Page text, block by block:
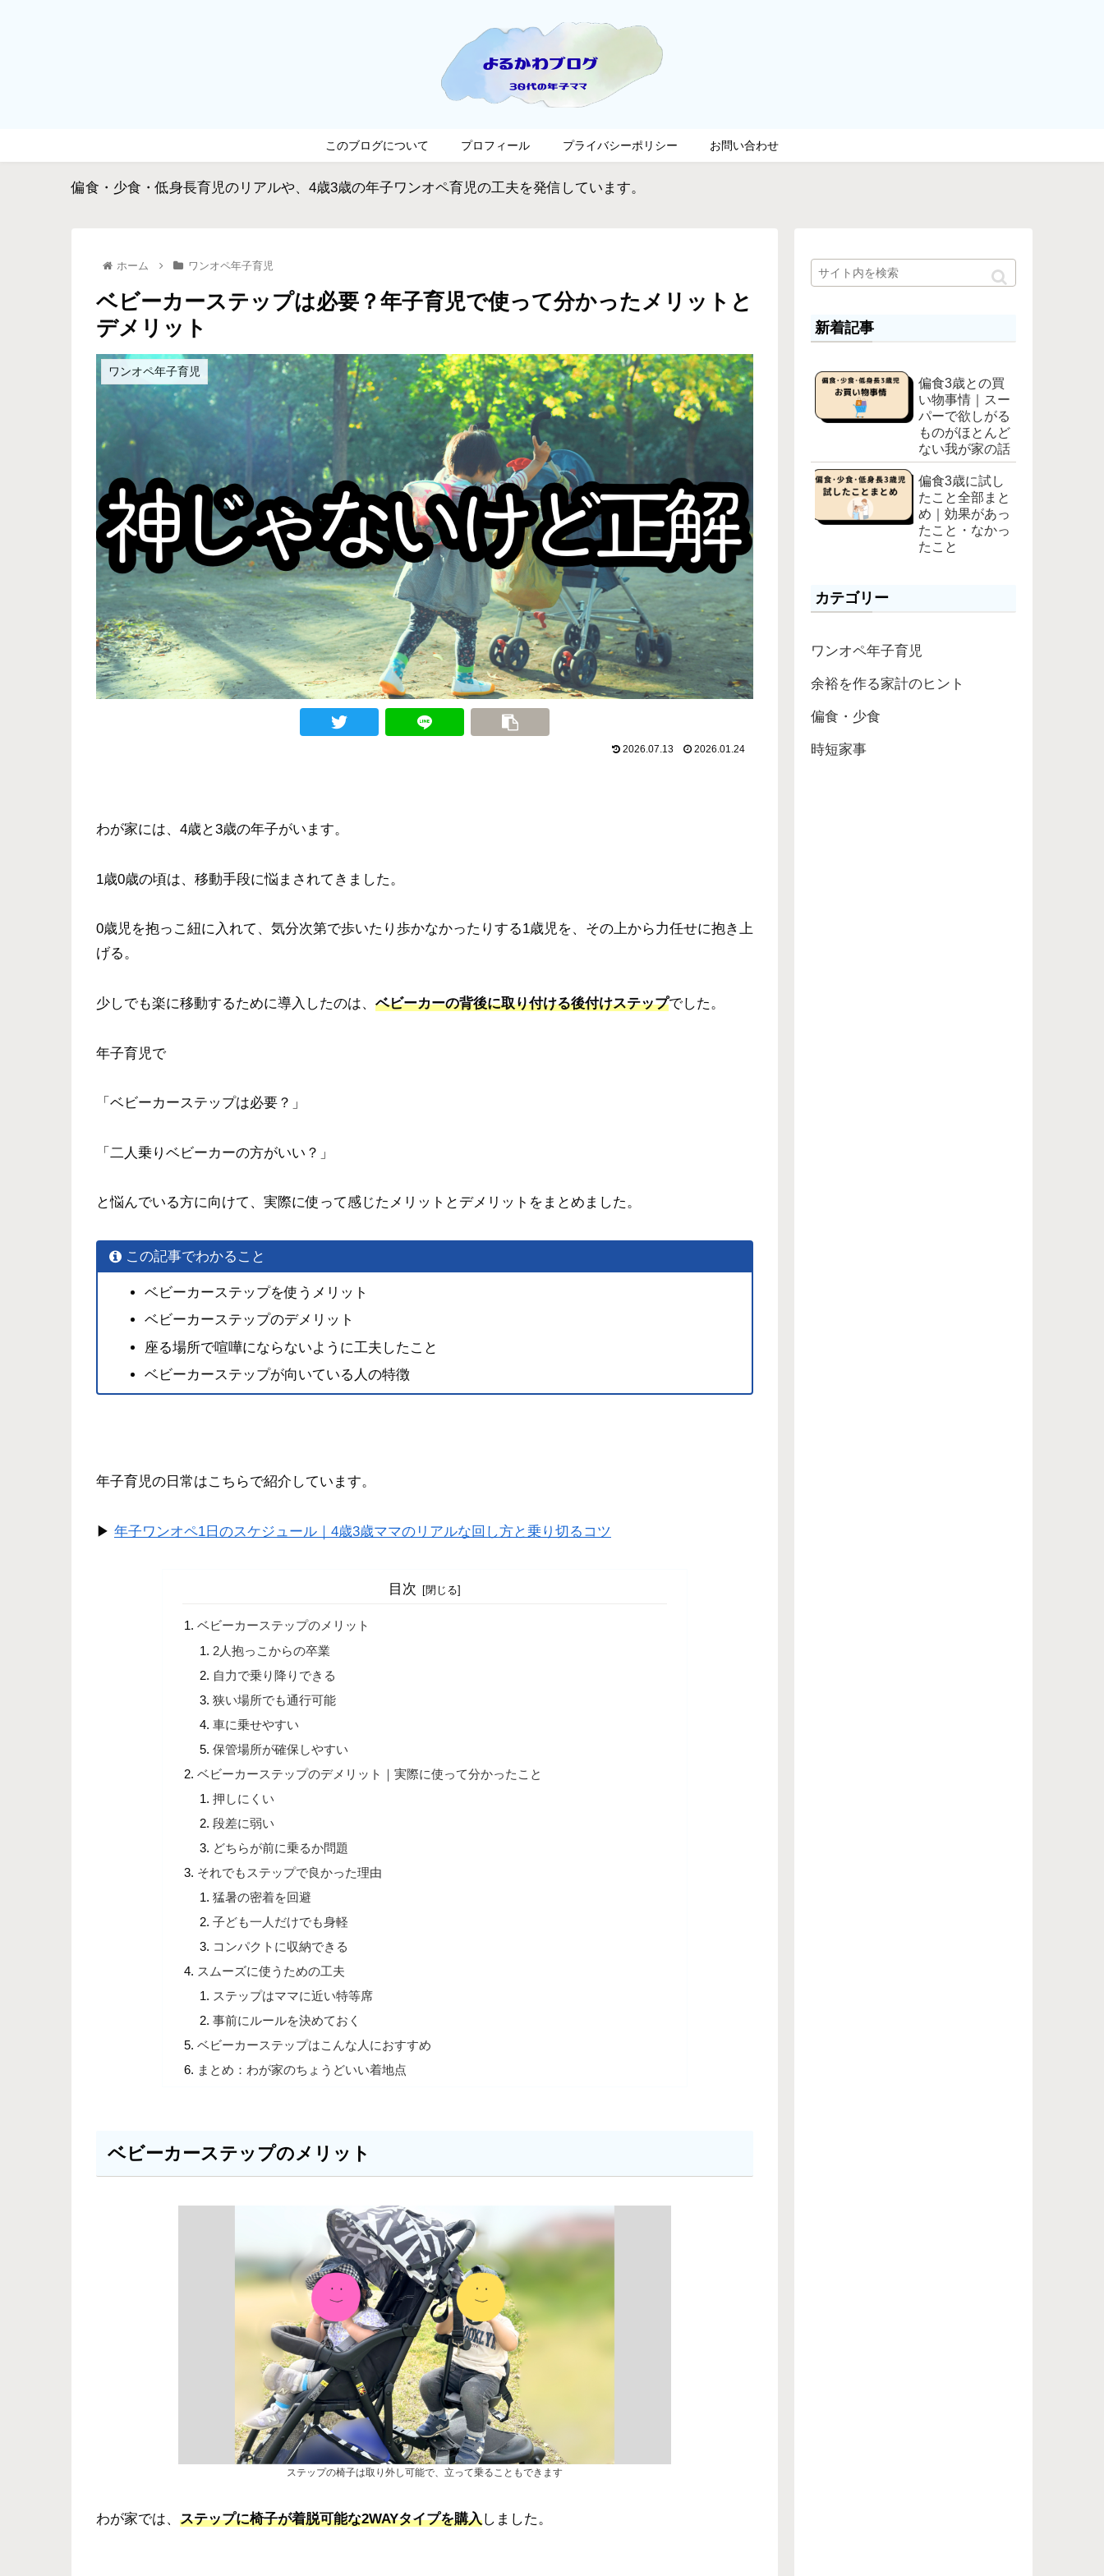
このブログについて プロフィール プライバシーポリシー お問い合わせ
偏食・少食・低身長育児のリアルや、4歳3歳の年子ワンオペ育児の工夫を発信しています。
ホーム ワンオペ年子育児
ベビーカーステップは必要？年子育児で使って分かったメリットと
デメリット
ワンオペ年子育児
2026.07.13 2026.01.24
わが家には、4歳と3歳の年子がいます。
1歳0歳の頃は、移動手段に悩まされてきました。
0歳児を抱っこ紐に入れて、気分次第で歩いたり歩かなかったりする1歳児を、その上から力任せに抱き上
げる。
少しでも楽に移動するために導入したのは、 ベビーカーの背後に取り付ける後付けステップでした。
年子育児で
「ベビーカーステップは必要？」
「二人乗りベビーカーの方がいい？」
と悩んでいる方に向けて、実際に使って感じたメリットとデメリットをまとめました。
この記事でわかること
ベビーカーステップを使うメリット
ベビーカーステップのデメリット
座る場所で喧嘩にならないように工夫したこと
ベビーカーステップが向いている人の特徴
年子育児の日常はこちらで紹介しています。
▶︎ 年子ワンオペ1日のスケジュール｜4歳3歳ママのリアルな回し方と乗り切るコツ
目次
ベビーカーステップのメリット
2人抱っこからの卒業
自力で乗り降りできる
狭い場所でも通行可能
車に乗せやすい
保管場所が確保しやすい
ベビーカーステップのデメリット｜実際に使って分かったこと
押しにくい
段差に弱い
どちらが前に乗るか問題
それでもステップで良かった理由
猛暑の密着を回避
子ども一人だけでも身軽
コンパクトに収納できる
スムーズに使うための工夫
ステップはママに近い特等席
事前にルールを決めておく
ベビーカーステップはこんな人におすすめ
まとめ：わが家のちょうどいい着地点
ベビーカーステップのメリット
ステップの椅子は取り外し可能で、立って乗ることもできます
わが家では、 ステップに椅子が着脱可能な2WAYタイプを購入しました。
新着記事
偏食3歳との買
い物事情｜スー
パーで欲しがる
ものがほとんど
ない我が家の話
偏食3歳に試し
たこと全部まと
め｜効果があっ
たこと・なかっ
たこと
カテゴリー
ワンオペ年子育児
余裕を作る家計のヒント
偏食・少食
時短家事